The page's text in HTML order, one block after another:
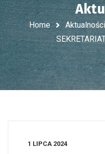
Home Aktualności
1 LIPCA 2024